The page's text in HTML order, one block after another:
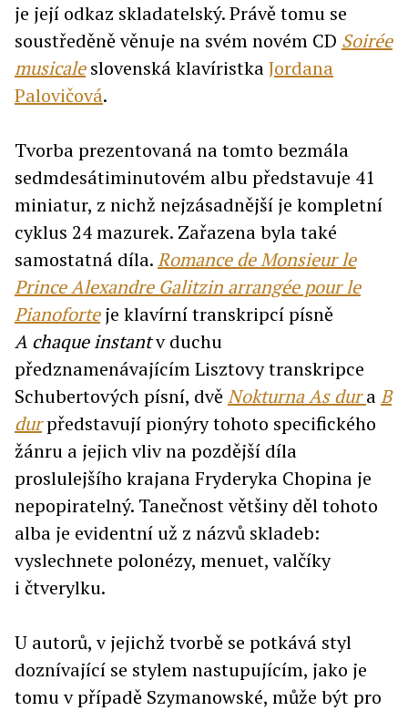
je její odkaz skladatelský. Právě tomu se
soustředěně věnuje na svém novém CD Soirée
musicaleslovenská klavíristkaJordana
Palovičová.
Tvorba prezentovaná na tomto bezmála
sedmdesátiminutovém albu představuje 41
miniatur, z nichž nejzásadnější je kompletní
cyklus 24 mazurek. Zařazena byla také
samostatná díla.Romance de Monsieur le
Prince Alexandre Galitzin arrangée pour le
Pianoforteje klavírní transkripcí písně
A chaque instantv duchu
předznamenávajícím Lisztovy transkripce
Schubertových písní, dvěNokturna As duraB
durpředstavují pionýry tohoto specifického
žánru a jejich vliv na pozdější díla
proslulejšího krajana Fryderyka Chopina je
nepopiratelný. Tanečnost většiny děl tohoto
alba je evidentní už z názvů skladeb:
vyslechnete polonézy, menuet, valčíky
i čtverylku.
U autorů, v jejichž tvorbě se potkává styl
doznívající se stylem nastupujícím, jako je
tomu v případě Szymanowské, může být pro